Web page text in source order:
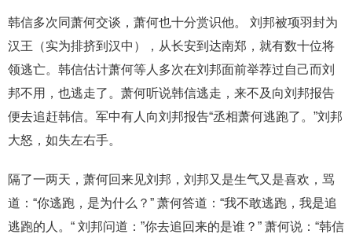
韩信多次同萧何交谈，萧何也十分赏识他。 刘邦被项羽封为
汉王（实为排挤到汉中），从长安到达南郑，就有数十位将
领逃亡。韩信估计萧何等人多次在刘邦面前举荐过自己而刘
邦不用，也逃走了。萧何听说韩信逃走，来不及向刘邦报告
便去追赶韩信。军中有人向刘邦报告“丞相萧何逃跑了。”刘邦
大怒，如失左右手。
隔了一两天，萧何回来见刘邦，刘邦又是生气又是喜欢，骂
道：“你逃跑，是为什么？” 萧何答道：“我不敢逃跑，我是追
逃跑的人。“ 刘邦问道：”你去追回来的是谁？” 萧何说：“韩信